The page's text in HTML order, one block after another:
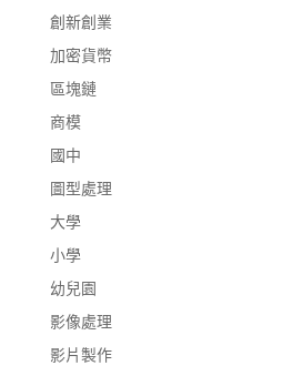
創新創業
加密貨幣
區塊鏈
商模
國中
圖型處理
大學
小學
幼兒園
影像處理
影片製作